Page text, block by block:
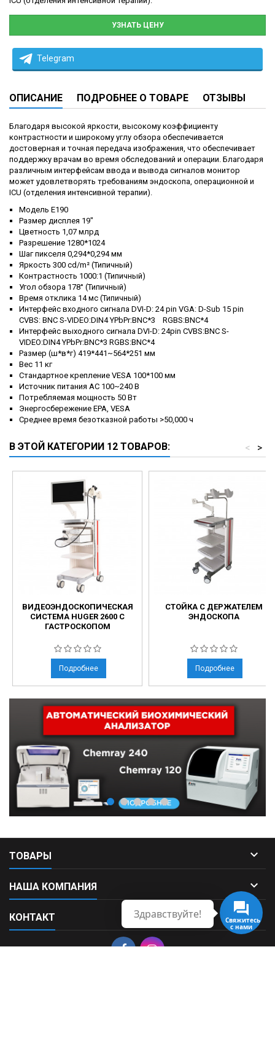
УЗНАТЬ ЦЕНУ
Telegram
ОПИСАНИЕ ПОДРОБНЕЕ О ТОВАРЕ ОТЗЫВЫ
Благодаря высокой яркости, высокому коэффициенту
контрастности и широкому углу обзора обеспечивается
достоверная и точная передача изображения, что обеспечивает
поддержку врачам во время обследований и операции. Благодаря
различным интерфейсам ввода и вывода сигналов монитор
может удовлетворять требованиям эндоскопа, операционной и
ICU (отделения интенсивной терапии).
Модель E190
Размер дисплея 19"
Цветность 1,07 млрд
Разрешение 1280*1024
Шаг пикселя 0,294*0,294 мм
Яркость 300 cd/m² (Типичный)
Контрастность 1000:1 (Типичный)
Угол обзора 178° (Типичный)
Время отклика 14 мс (Типичный)
Интерфейс входного сигнала DVI-D: 24 pin VGA: D-Sub 15 pin
CVBS: BNC S-VIDEO:DIN4 YPbPr:BNC*3 RGBS:BNC*4
Интерфейс выходного сигнала DVI-D: 24pin CVBS:BNC S-
VIDEO:DIN4 YPbPr:BNC*3 RGBS:BNC*4
Размер (ш*в*г) 419*441~564*251 мм
Вес 11 кг
Стандартное крепление VESA 100*100 мм
Источник питания AC 100~240 В
Потребляемая мощность 50 Вт
Энергосбережение EPA, VESA
Среднее время безотказной работы >50,000 ч
В ЭТОЙ КАТЕГОРИИ 12 ТОВАРОВ: >
<
ВИДЕОЭНДОСКОПИЧЕСКАЯ
СИСТЕМА HUGER 2600 С
ГАСТРОСКОПОМ
Подробнее
СТОЙКА С ДЕРЖАТЕЛЕМ
ЭНДОСКОПА
Подробнее
ТОВАРЫ 
НАША КОМПАНИЯ 
КОНТАКТ 
Свяжитесь
с нами
Здравствуйте!